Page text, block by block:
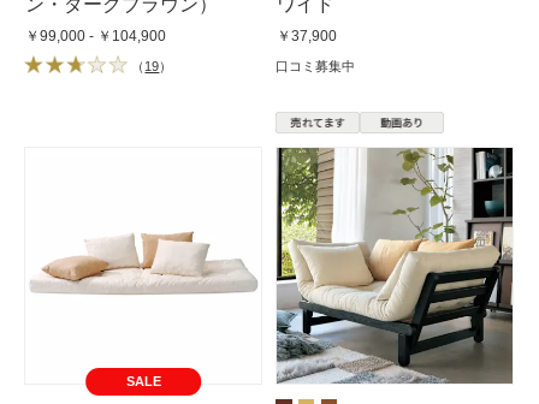
￥99,000 - ￥104,900
（ 19）
￥37,900
口コミ募集中
SALE